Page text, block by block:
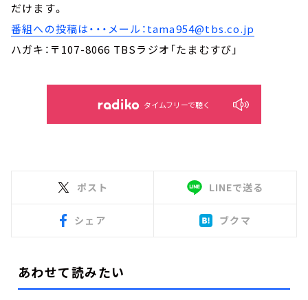
だけます。
番組への投稿は・・・メール：tama954@tbs.co.jp
ハガキ：〒107-8066 TBSラジオ「たまむすび」
タイムフリーで聴く
ポスト LINEで送る
シェア ブクマ
あわせて読みたい